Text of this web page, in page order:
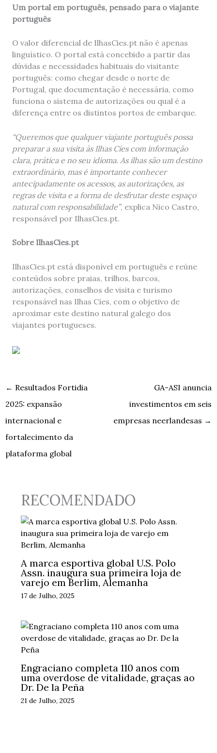
Um portal em português, pensado para o viajante
português
O valor diferencial de IlhasCies.pt não é apenas
linguístico. O portal está concebido a partir das
dúvidas e necessidades habituais do visitante
português: como chegar desde o norte de
Portugal, que documentação é necessária, como
funciona o sistema de autorizações ou qual é a
diferença entre os distintos portos de embarque.
“Queremos que qualquer viajante português possa
preparar a sua visita às Ilhas Cíes com informação
clara, prática e no seu idioma. As ilhas são um destino
extraordinário, mas é importante conhecer
antecipadamente os acessos, as autorizações, as
regras de visita e a forma de desfrutar deste espaço
natural com responsabilidade”, explica Nico Castro,
responsável por IlhasCies.pt.
Sobre IlhasCies.pt
IlhasCies.pt está disponível em português e reúne
conteúdos sobre praias, trilhos, barcos,
autorizações, conselhos de visita e turismo
responsável nas Ilhas Cíes, com o objetivo de
aproximar este destino natural galego dos
viajantes portugueses.
← Resultados Fortidia
2025: expansão
internacional e
fortalecimento da
plataforma global
GA-ASI anuncia
investimentos em seis
empresas neerlandesas →
RECOMENDADO
A marca esportiva global U.S. Polo
Assn. inaugura sua primeira loja de
varejo em Berlim, Alemanha
17 de Julho, 2025
Engraciano completa 110 anos com
uma overdose de vitalidade, graças ao
Dr. De la Peña
21 de Julho, 2025